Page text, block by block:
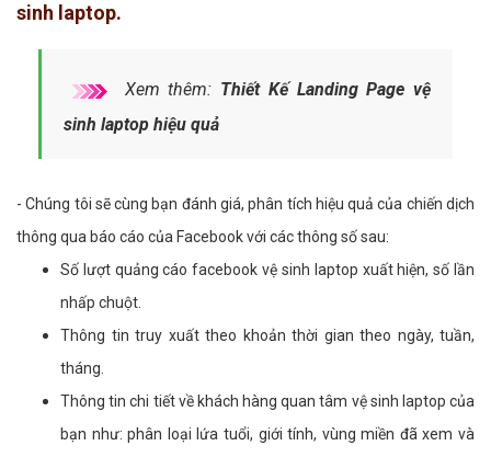
sinh laptop.
Xem thêm: Thiết Kế Landing Page vệ
sinh laptop hiệu quả
- Chúng tôi sẽ cùng bạn đánh giá, phân tích hiệu quả của chiến dịch
thông qua báo cáo của Facebook với các thông số sau:
Số lượt quảng cáo facebook vệ sinh laptop xuất hiện, số lần
nhấp chuột.
Thông tin truy xuất theo khoản thời gian theo ngày, tuần,
tháng.
Thông tin chi tiết về khách hàng quan tâm vệ sinh laptop của
bạn như: phân loại lứa tuổi, giới tính, vùng miền đã xem và